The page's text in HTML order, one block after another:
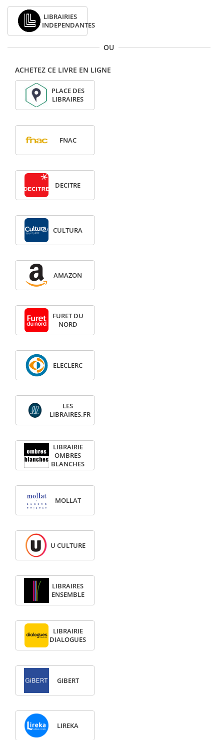
LIBRAIRIES
INDEPENDANTES
OU
ACHETEZ CE LIVRE EN LIGNE
PLACE DES
LIBRAIRES
FNAC
DECITRE
CULTURA
AMAZON
FURET DU
NORD
ELECLERC
LES
LIBRAIRES.FR
LIBRAIRIE
OMBRES
BLANCHES
MOLLAT
U CULTURE
LIBRAIRES
ENSEMBLE
LIBRAIRIE
DIALOGUES
GIBERT
LIREKA